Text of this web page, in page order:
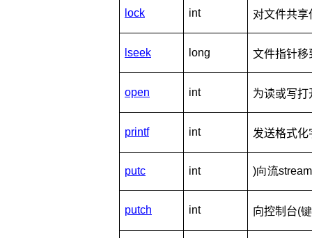
lock int 对文件共享
lseek long 文件指针移
open int 为读或写打
printf int 发送格式
putc int )向流
putch int 向控制台(